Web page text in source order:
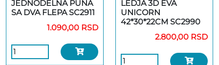
JEDNODELNA PUNA
SA DVA FLEPA SC2911
1.090,00 RSD
LEDJA 3D EVA
UNICORN
42*30*22CM SC2990
2.800,00 RSD